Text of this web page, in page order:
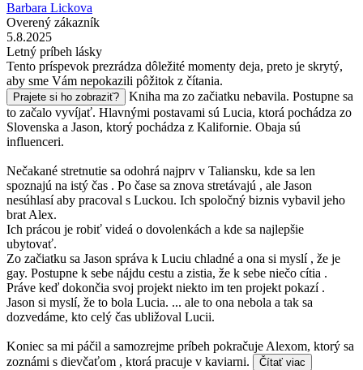
Barbara Lickova
Overený zákazník
5.8.2025
Letný príbeh lásky
Tento príspevok prezrádza dôležité momenty deja, preto je skrytý,
aby sme Vám nepokazili pôžitok z čítania.
Prajete si ho zobraziť?
Kniha ma zo začiatku nebavila. Postupne sa
to začalo vyvíjať. Hlavnými postavami sú Lucia, ktorá pochádza zo
Slovenska a Jason, ktorý pochádza z Kalifornie. Obaja sú
influenceri.
Nečakané stretnutie sa odohrá najprv v Taliansku, kde sa len
spoznajú na istý čas . Po čase sa znova stretávajú , ale Jason
nesúhlasí aby pracoval s Luckou. Ich spoločný biznis vybavil jeho
brat Alex.
Ich prácou je robiť videá o dovolenkách a kde sa najlepšie
ubytovať.
Zo začiatku sa Jason správa k Luciu chladné a ona si myslí , že je
gay. Postupne k sebe nájdu cestu a zistia, že k sebe niečo cítia .
Práve keď dokončia svoj projekt niekto im ten projekt pokazí .
Jason si myslí, že to bola Lucia. ... ale to ona nebola a tak sa
dozvedáme, kto celý čas ubližoval Lucii.
Koniec sa mi páčil a samozrejme príbeh pokračuje Alexom, ktorý sa
zoznámi s dievčaťom , ktorá pracuje v kaviarni.
Čítať viac